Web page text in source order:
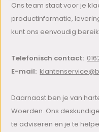
Ons team staat voor je
productinformatie,
kunt ons eenvoudig
Telefonisch contact:
E-mail:
Daarnaast ben je van
Woerden. Ons
te adviseren en je te